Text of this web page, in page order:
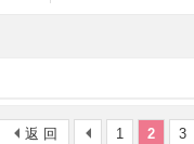
1 2 3
返 回